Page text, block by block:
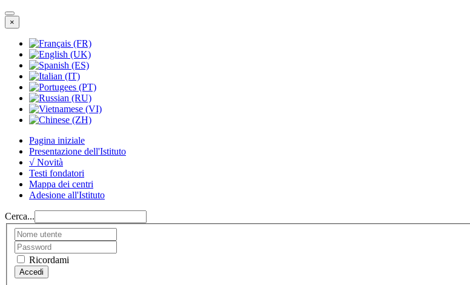
×
Pagina iniziale
Presentazione dell'Istituto
√ Novità
Testi fondatori
Mappa dei centri
Adesione all'Istituto
Cerca...
Ricordami